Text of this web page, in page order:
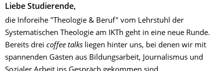
Liebe Studierende,
die Inforeihe "Theologie & Beruf" vom Lehrstuhl der
Systematischen Theologie am IKTh geht in eine neue Runde.
Bereits drei coffee talks liegen hinter uns, bei denen wir mit
spannenden Gästen aus Bildungsarbeit, Journalismus und